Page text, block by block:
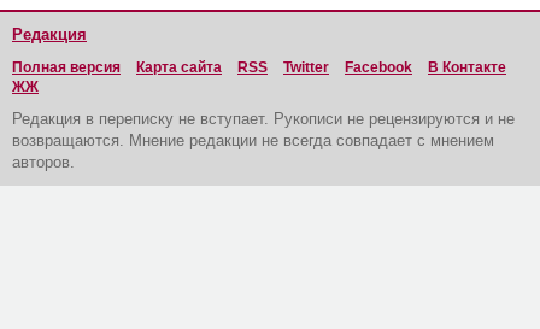
Редакция
Полная версия Карта сайта RSS Twitter Facebook
В Контакте
ЖЖ
Редакция в переписку не вступает. Рукописи не рецензируются и не
возвращаются. Мнение редакции не всегда совпадает с мнением
авторов.